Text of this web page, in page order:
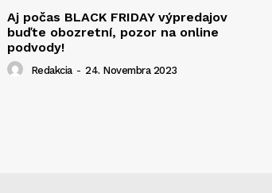
Aj počas BLACK FRIDAY výpredajov
buďte obozretní, pozor na online
podvody!
Redakcia - 24. Novembra 2023